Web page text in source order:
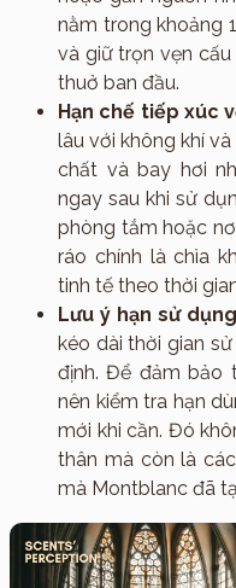
nằm trong khoảng
và giữ trọn vẹn
thuở ban đầu.
Hạn chế tiếp xúc
lâu với không khí
chất và bay hơi
ngay sau khi sử
phòng tắm hoặc
ráo chính là chìa
tinh tế theo thời
Lưu ý hạn sử
kéo dài thời gian
định. Để đảm bảo
nên kiểm tra hạn
mới khi cần. Đó
thân mà còn là
mà Montblanc đã